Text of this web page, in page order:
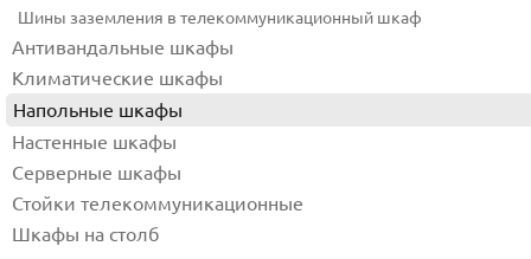
Шины заземления в телекоммуникационный шкаф
Антивандальные шкафы
Климатические шкафы
Напольные шкафы
Настенные шкафы
Серверные шкафы
Стойки телекоммуникационные
Шкафы на столб